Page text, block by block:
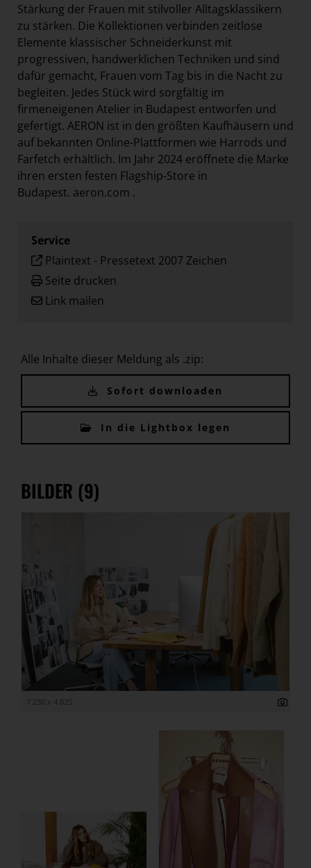
Stärkung der Frauen mit stilvoller Alltagsklassikern
zu stärken. Die Kollektionen verbinden zeitlose
Elemente klassischer Schneiderkunst mit
progressiven, handwerklichen Techniken und sind
dafür gemacht, Frauen vom Tag bis in die Nacht zu
begleiten. Jedes Stück wird sorgfältig im
firmeneigenen Atelier in Budapest entworfen und
gefertigt. AERON ist in den größten Kaufhäusern und
auf bekannten Online-Plattformen wie Harrods und
Farfetch erhältlich. Im Jahr 2024 eröffnete die Marke
ihren ersten festen Flagship-Store in
Budapest. aeron.com .
Service
Plaintext - Pressetext 2007 Zeichen
Seite drucken
Link mailen
Alle Inhalte dieser Meldung als .zip:
Sofort downloaden
In die Lightbox legen
BILDER (9)
7 230 x 4 825